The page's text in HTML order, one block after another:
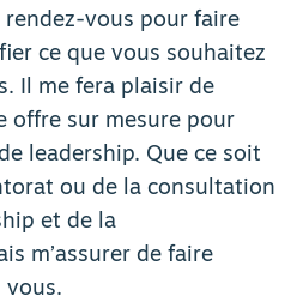
rendez-vous pour faire
ce que vous souhaitez
Il me fera plaisir de
offre sur mesure pour
leadership. Que ce soit
ou de la consultation
et de la
m’assurer de faire
vous.